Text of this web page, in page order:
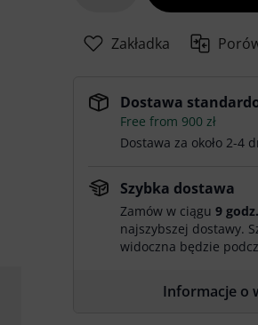
Zakładka
Dostawa
Free from 900 zł
Dostawa za około 2-4
Szybka dostawa
Zamów w ciągu9
najszybszej dostawy.
widoczna będzie
Informacje o